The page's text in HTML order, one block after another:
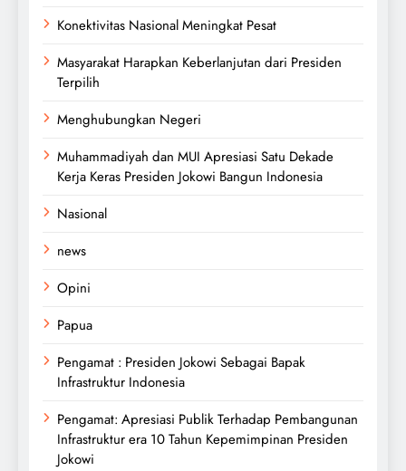
Konektivitas Nasional Meningkat Pesat
Masyarakat Harapkan Keberlanjutan dari Presiden
Terpilih
Menghubungkan Negeri
Muhammadiyah dan MUI Apresiasi Satu Dekade
Kerja Keras Presiden Jokowi Bangun Indonesia
Nasional
news
Opini
Papua
Pengamat : Presiden Jokowi Sebagai Bapak
Infrastruktur Indonesia
Pengamat: Apresiasi Publik Terhadap Pembangunan
Infrastruktur era 10 Tahun Kepemimpinan Presiden
Jokowi